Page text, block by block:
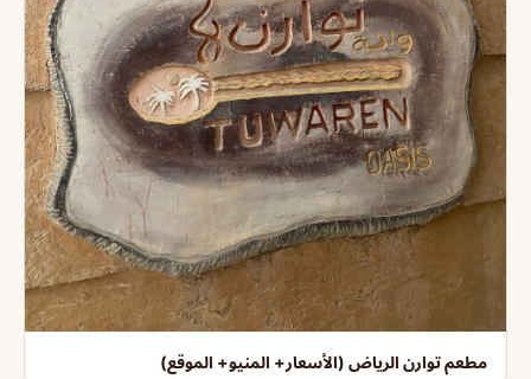
مطعم توارن الرياض (الأسعار+ المنيو+ الموقع)